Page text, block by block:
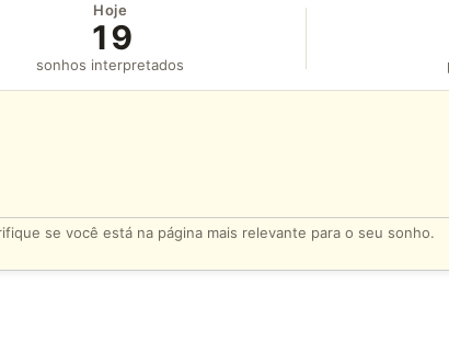
Hoje
19
sonhos interpretados
se você está na página mais relevante para o seu sonho.